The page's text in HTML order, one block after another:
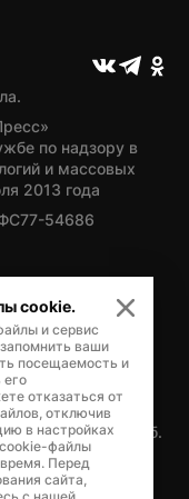
по надзору в
и массовых
2013 года
54686
Ямало-
Кнунянца, д.1, каб.
cookie.
и сервис
ваши
посещаемость и
его
отказаться от
отключив
в настройках
файлы
Перед
сайта,